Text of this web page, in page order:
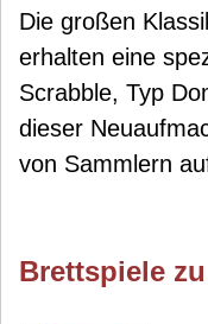
Die großen
erhalten eine
Scrabble, Typ
dieser
von Sammlern
Brettspiele